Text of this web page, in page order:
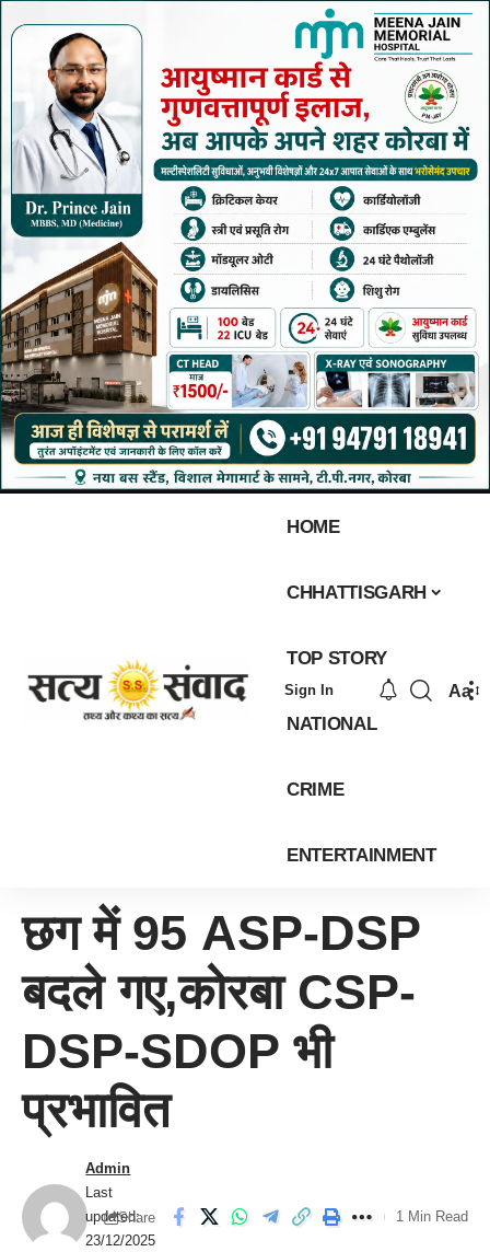
HOME
CHHATTISGARH
TOP STORY
NATIONAL
CRIME
ENTERTAINMENT
Sign In Aa
छग में 95 ASP-DSP
बदले गए,कोरबा CSP-
DSP-SDOP भी
प्रभावित
Last
updated:
23/12/2025
Admin
Share 1 Min Read